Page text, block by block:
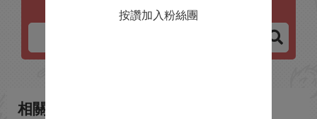
元能失控
相關新聞
按讚加入粉絲團